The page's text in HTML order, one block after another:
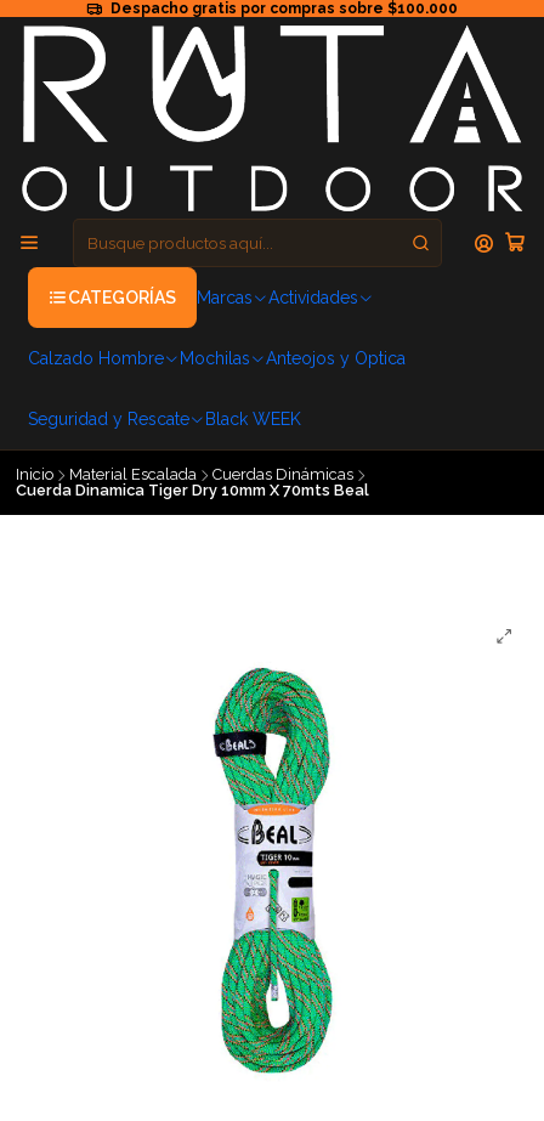
Despacho gratis por compras sobre $100.000
CATEGORÍAS Marcas Actividades
Calzado Hombre Mochilas Anteojos y Optica
Seguridad y Rescate Black WEEK
Inicio Material Escalada
Cuerdas Dinámicas
Cuerda Dinamica Tiger Dry 10mm X 70mts Beal